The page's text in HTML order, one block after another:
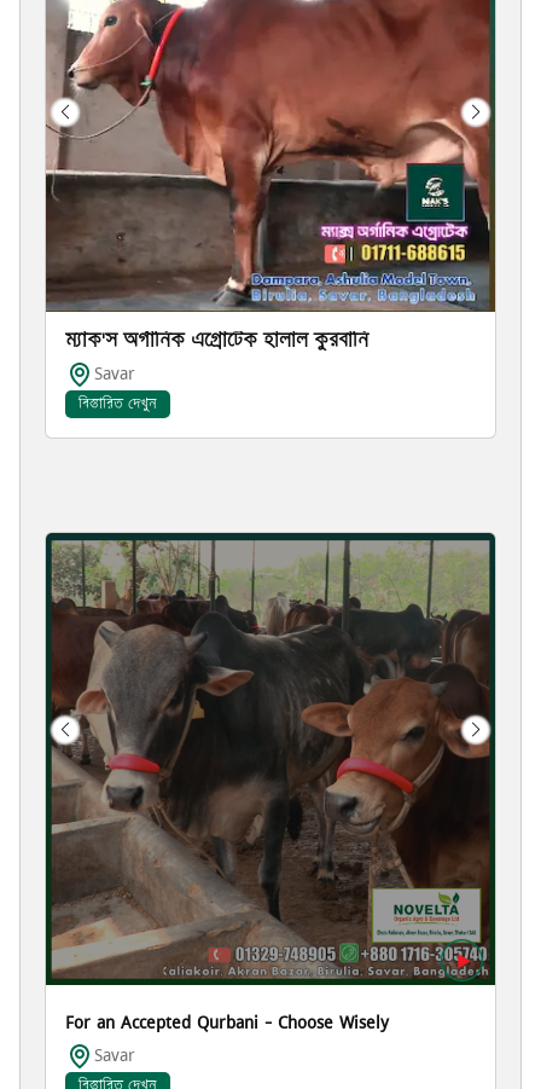
ম্যাক'স অর্গানিক এগ্রোটেক হালাল কুরবানি
Savar
বিস্তারিত দেখুন
For an Accepted Qurbani – Choose Wisely
Savar